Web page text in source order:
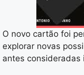
O novo cartão foi
explorar novas
antes consideradas